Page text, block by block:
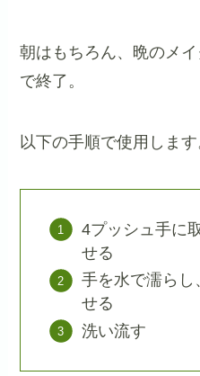
朝はもちろん、晩のメ
で終了。
以下の手順で使用します
4プッシュ手に
せる
手を水で濡らし
せる
洗い流す